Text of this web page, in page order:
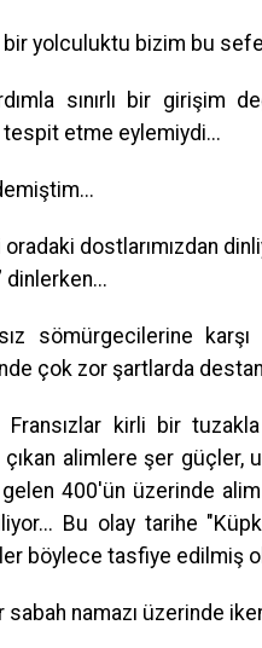
bir yolculuktu bizim bu
sınırlı bir girişim
tespit etme eylemiydi...
oradaki dostlarımızdan
dinlerken...
sömürgecilerine
çok zor şartlarda
Fransızlar kirli bir
çıkan alimlere şer güçler,
400'ün üzerinde
Bu olay tarihe
böylece tasfiye edilmiş
namazı üzerinde